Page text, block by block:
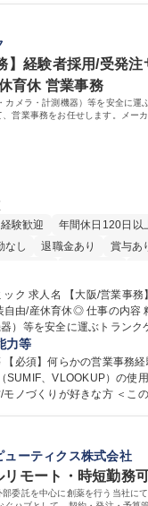
・職員からの問合せ、相談
】経験者採用/受発
育休 営業事務
カメラ・計測機器）等を安全に運
営業事務をお任せします。メー
だきます。
験歓迎 年間休日120日以
なし 退職金あり 賞与あ
用/受発注サポ
事の内容 精密機器(高度医療機
）等を安全に運ぶトランク
事務をお任せします。メー
ます。 ・営業サポート（見積回答・資
・お客様対応（電話・メー
入計上） ・受発注対応（在
休育休◎
力等
必須】何らかの営業事務経
、VLOOKUP）の使用経験 業務効率
きな方 ＜この求人のおすすめポイン
実績があるからライフイベ
が従業員の働きやすさを第
事が可能！従業員満足度も高
院 大学 高専 短大 専修学校
ューティクス株式会社
モート・時短勤務
委託を中心に創薬を行う当社に